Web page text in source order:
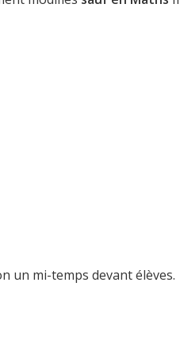
un mi-temps devant élèves.